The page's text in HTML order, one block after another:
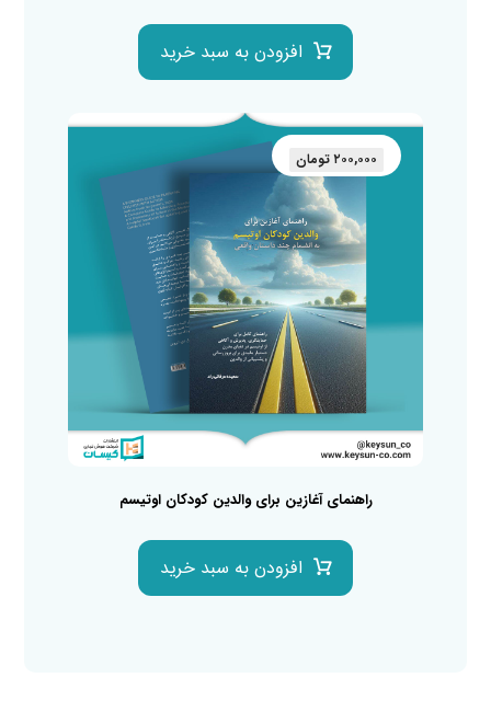
افزودن به سبد خرید
راهنمای آغازین برای والدین کودکان اوتیسم
۲۰۰,۰۰۰ تومان
افزودن به سبد خرید